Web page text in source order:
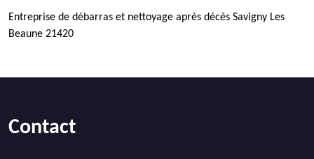
Entreprise de débarras et nettoyage après décès Savigny Les
Beaune 21420
Contact